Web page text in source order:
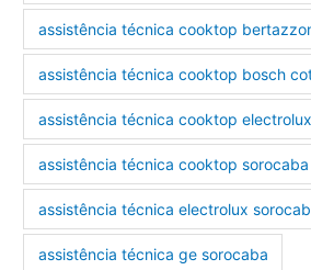
assistência técnica cooktop
assistência técnica cooktop bosch
assistência técnica cooktop
assistência técnica cooktop sorocaba
assistência técnica electrolux
assistência técnica ge sorocaba